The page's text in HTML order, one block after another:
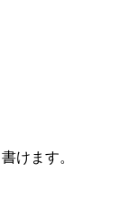
けます。